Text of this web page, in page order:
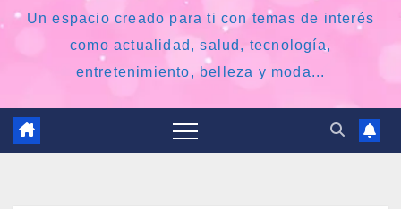
Un espacio creado para ti con temas de interés
como actualidad, salud, tecnología,
entretenimiento, belleza y moda...